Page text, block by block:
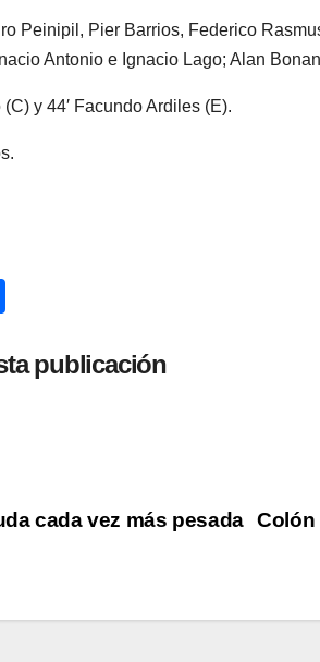
Peinipil, Pier Barrios, Federico
Antonio e Ignacio Lago; Alan
y 44′ Facundo Ardiles (E).
m publicación
Colón
cada vez más pesada